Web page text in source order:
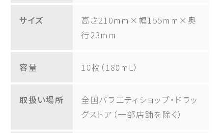
サイズ
高さ210mm×幅155mm×奥
行23mm
容量 10枚（180mL）
取扱い場所
全国バラエティショップ・ドラッ
グストア（一部店舗を除く）